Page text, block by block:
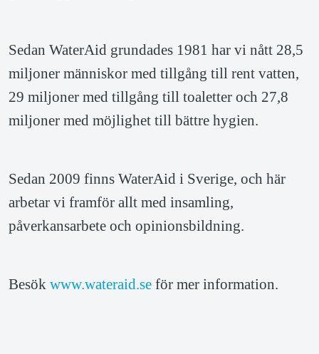
Sedan WaterAid grundades 1981 har vi nått 28,5
miljoner människor med tillgång till rent vatten,
29 miljoner med tillgång till toaletter och 27,8
miljoner med möjlighet till bättre hygien.
Sedan 2009 finns WaterAid i Sverige, och här
arbetar vi framför allt med insamling,
påverkansarbete och opinionsbildning.
Besök www.wateraid.se för mer information.